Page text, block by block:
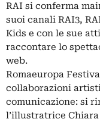
RAI si conferma
suoi canali RAI3,
Kids e con le sue
raccontare lo
web.
Romaeuropa
collaborazioni
comunicazione: si
l’illustratrice